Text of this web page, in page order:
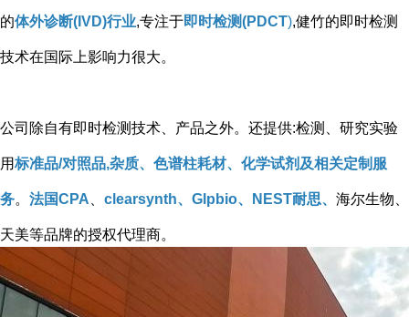
的体外诊断(IVD)行业,专注于即时检测(PDCT),健竹的即时检测
技术在国际上影响力很大。
公司除自有即时检测技术、产品之外。还提供:检测、研究实验
用标准品/对照品,杂质、色谱柱耗材、化学试剂及相关定制服
务。 法国CPA clearsynth、Glpbio、NEST耐思、 海尔生物、
天美等品牌的授权代理商。